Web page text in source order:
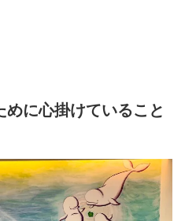
に心掛けていること